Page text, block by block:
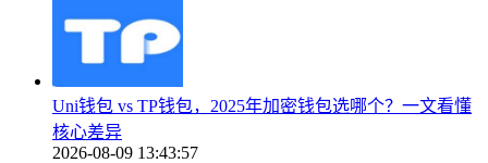
Uni钱包 vs TP钱包，2025年加密钱包选哪个？一文看懂
核心差异
2026-08-09 13:43:57